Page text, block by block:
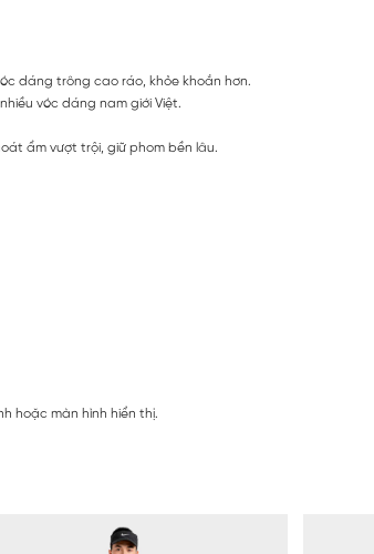
dáng trông cao ráo, khỏe khoắn hơn.
vóc dáng nam giới Việt.
ẩm vượt trội, giữ phom bền lâu.
hoặc màn hình hiển thị.